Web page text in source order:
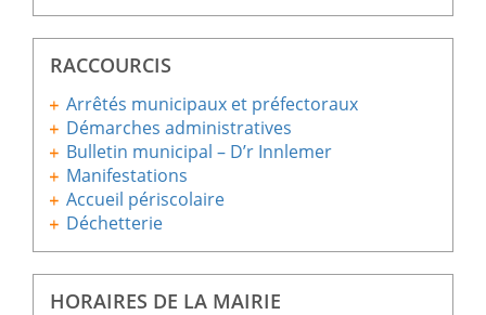
RACCOURCIS
Arrêtés municipaux et préfectoraux
Démarches administratives
Bulletin municipal – D’r Innlemer
Manifestations
Accueil périscolaire
Déchetterie
HORAIRES DE LA MAIRIE